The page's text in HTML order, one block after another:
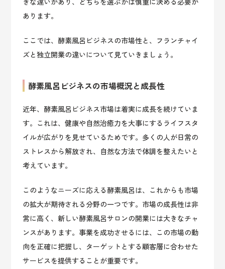
あります。
ここでは、酵素風呂ビジネスの市場性と、フランチャイ
ズと独立開業の違いについて見ていきましょう。
酵素風呂ビジネスの市場概況と成長性
近年、酵素風呂ビジネス市場は着実に成長を続けていま
す。これは、健康や自然治癒力を大事にするライフスタ
イルが広がりを見せているためです。多くの人が日常の
ストレスから解放され、自然な方法で体調を整えたいと
考えています。
このようなニーズに応える酵素風呂は、これからも市場
の拡大が期待される分野の一つです。市場の成長性は非
常に高く、新しい酵素風呂サロンの開業には大きなチャ
ンスがあります。事業を成功させるには、この市場の動
向を正確に把握し、ターゲットとする顧客層に合わせた
サービスを提供することが重要です。